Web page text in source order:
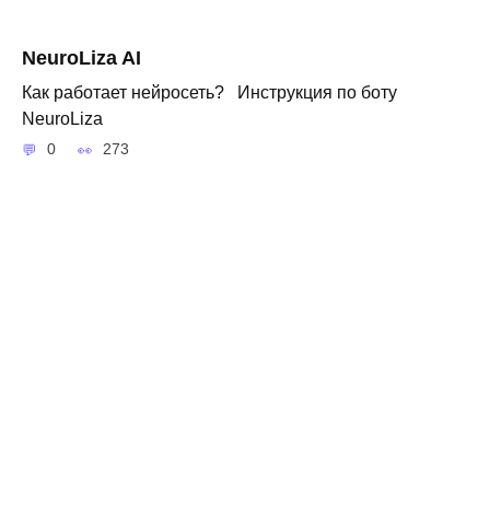
NeuroLiza AI
Как работает нейросеть? Инструкция по боту
NeuroLiza
0 273